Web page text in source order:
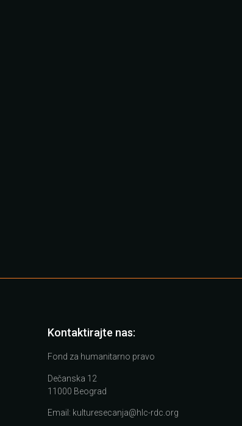
Kontaktirajte nas:
Fond za humanitarno pravo
Dečanska 12
11000 Beograd
Email: kulturesecanja@hlc-rdc.org